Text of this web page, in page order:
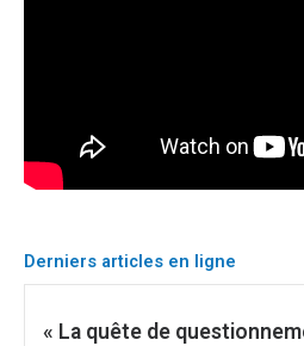
Derniers articles en ligne
« La quête de